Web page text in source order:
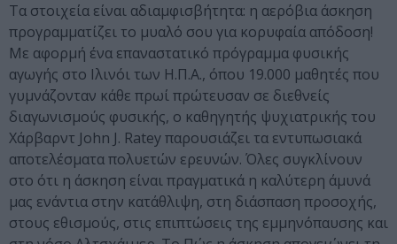
Τα στοιχεία είναι αδιαμφισβήτητα: η αερόβια άσκηση
προγραμματίζει το μυαλό σου για κορυφαία απόδοση!
Με αφορμή ένα επαναστατικό πρόγραμμα φυσικής
αγωγής στο Ιλινόι των Η.Π.Α., όπου 19.000 μαθητές που
γυμνάζονταν κάθε πρωί πρώτευσαν σε διεθνείς
διαγωνισμούς φυσικής, ο καθηγητής ψυχιατρικής του
Χάρβαρντ John J. Ratey παρουσιάζει τα εντυπωσιακά
αποτελέσματα πολυετών ερευνών. Όλες συγκλίνουν
στο ότι η άσκηση είναι πραγματικά η καλύτερη άμυνά
μας ενάντια στην κατάθλιψη, στη διάσπαση προσοχής,
στους εθισμούς, στις επιπτώσεις της εμμηνόπαυσης και